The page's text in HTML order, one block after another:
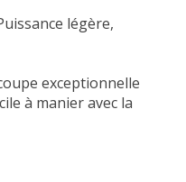
légère,
exceptionnelle
à manier avec la